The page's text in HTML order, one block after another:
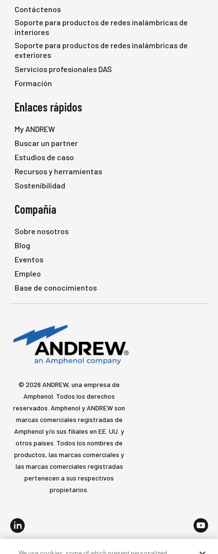
Contáctenos
Soporte para productos de redes inalámbricas de
interiores
Soporte para productos de redes inalámbricas de
exteriores
Servicios profesionales DAS
Formación
Enlaces rápidos
My ANDREW
Buscar un partner
Estudios de caso
Recursos y herramientas
Sostenibilidad
Compañía
Sobre nosotros
Blog
Eventos
Empleo
Base de conocimientos
© 2026 ANDREW, una empresa de
Amphenol. Todos los derechos
reservados. Amphenol y ANDREW son
marcas comerciales registradas de
Amphenol y/o sus filiales en EE. UU. y
otros países. Todos los nombres de
productos, las marcas comerciales y
las marcas comerciales registradas
pertenecen a sus respectivos
propietarios.